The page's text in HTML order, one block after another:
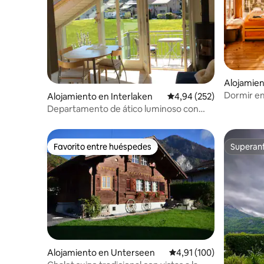
Alojamiento en Interlaken Calificación promedio:
4,94 (252)
Departamento de ático luminoso con
Dormir
Favorito entre huéspedes
Favorito entre huéspedes
Alojamiento en Unterseen Calificación promedio:
4,91 (100)